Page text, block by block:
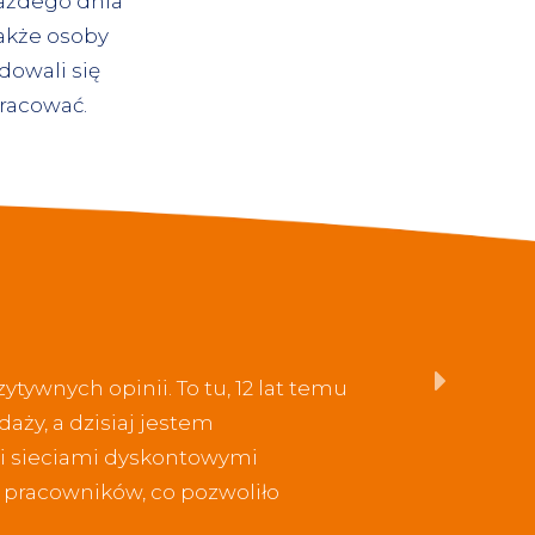
osoby
się
opinii. To tu, 12 lat temu
a dzisiaj jestem
sieciami dyskontowymi
co pozwoliło